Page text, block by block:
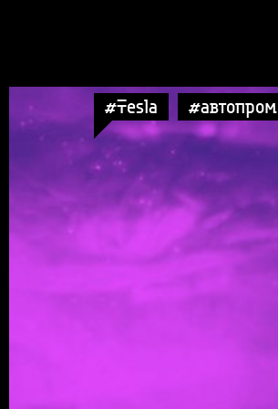
#Tesla #автопром